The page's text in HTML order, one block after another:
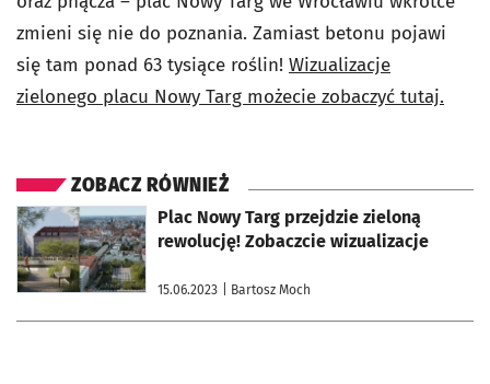
zmieni się nie do poznania. Zamiast betonu pojawi
się tam ponad 63 tysiące roślin! Wizualizacje
zielonego placu Nowy Targ możecie zobaczyć tutaj.
ZOBACZ RÓWNIEŻ
Plac Nowy Targ przejdzie zieloną
rewolucję! Zobaczcie wizualizacje
15.06.2023 | Bartosz Moch
otworzy się w nowej karcie